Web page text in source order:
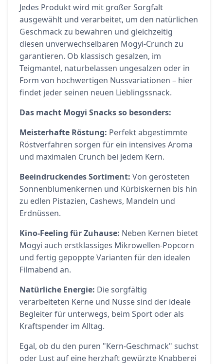
Jedes Produkt wird mit großer Sorgfalt
ausgewählt und verarbeitet, um den natürlichen
Geschmack zu bewahren und gleichzeitig
diesen unverwechselbaren Mogyi-Crunch zu
garantieren. Ob klassisch gesalzen, im
Teigmantel, naturbelassen ungesalzen oder in
Form von hochwertigen Nussvariationen – hier
findet jeder seinen neuen Lieblingssnack.
Das macht Mogyi Snacks so besonders:
Meisterhafte Röstung: Perfekt abgestimmte
Röstverfahren sorgen für ein intensives Aroma
und maximalen Crunch bei jedem Kern.
Beeindruckendes Sortiment: Von gerösteten
Sonnenblumenkernen und Kürbiskernen bis hin
zu edlen Pistazien, Cashews, Mandeln und
Erdnüssen.
Kino-Feeling für Zuhause: Neben Kernen bietet
Mogyi auch erstklassiges Mikrowellen-Popcorn
und fertig gepoppte Varianten für den idealen
Filmabend an.
Natürliche Energie: Die sorgfältig
verarbeiteten Kerne und Nüsse sind der ideale
Begleiter für unterwegs, beim Sport oder als
Kraftspender im Alltag.
Egal, ob du den puren "Kern-Geschmack" suchst
oder Lust auf eine herzhaft gewürzte Knabberei